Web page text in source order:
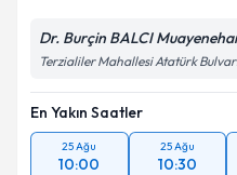
Dr. Burçin BALCI
Terzialiler Mahallesi Atatürk
En Yakın Saatler
25 Ağu
10:00
25 Ağu
10:30